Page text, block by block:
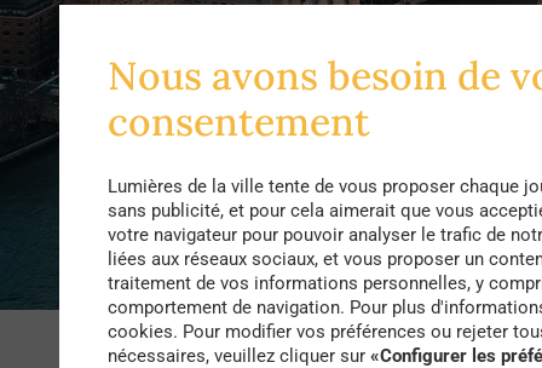
Crédit photo
Nous avons besoin de
consentement
Lumières de la ville tente de vous proposer chaque
sans publicité, et pour cela aimerait que vous
votre navigateur pour pouvoir analyser le trafic de
liées aux réseaux sociaux, et vous proposer un
traitement de vos informations personnelles, y
comportement de navigation. Pour plus
cookies. Pour modifier vos préférences ou rejeter
nécessaires, veuillez cliquer sur «Configurer les